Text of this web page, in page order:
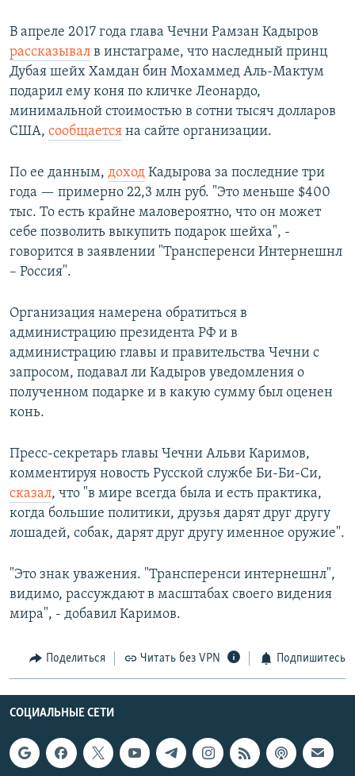
В апреле 2017 года глава Чечни Рамзан Кадыров
рассказывал в инстаграме, что наследный принц
Дубая шейх Хамдан бин Мохаммед Аль-Мактум
подарил ему коня по кличке Леонардо,
минимальной стоимостью в сотни тысяч долларов
США, сообщается на сайте организации.
По ее данным, доход Кадырова за последние три
года — примерно 22,3 млн руб. "Это меньше $400
тыс. То есть крайне маловероятно, что он может
себе позволить выкупить подарок шейха", -
говорится в заявлении "Трансперенси Интернешнл
– Россия".
Организация намерена обратиться в
администрацию президента РФ и в
администрацию главы и правительства Чечни с
запросом, подавал ли Кадыров уведомления о
полученном подарке и в какую сумму был оценен
конь.
Пресс-секретарь главы Чечни Альви Каримов,
комментируя новость Русской службе Би-Би-Си,
сказал, что "в мире всегда была и есть практика,
когда большие политики, друзья дарят друг другу
лошадей, собак, дарят друг другу именное оружие".
"Это знак уважения. "Трансперенси интернешнл",
видимо, рассуждают в масштабах своего видения
мира", - добавил Каримов.
Поделиться Читать без VPN Подпишитесь
СОЦИАЛЬНЫЕ СЕТИ